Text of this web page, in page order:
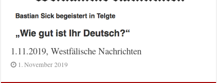
1.11.2019, Westfälische Nachrichten
1. November 2019